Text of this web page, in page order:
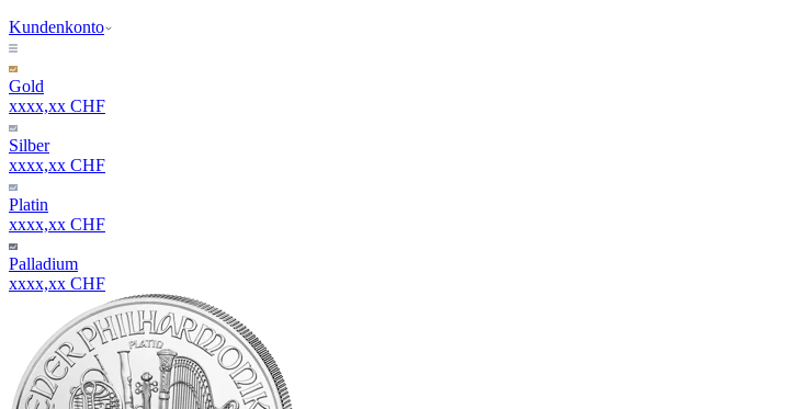
Kundenkonto
Gold
xxxx,xx CHF
Silber
xxxx,xx CHF
Platin
xxxx,xx CHF
Palladium
xxxx,xx CHF